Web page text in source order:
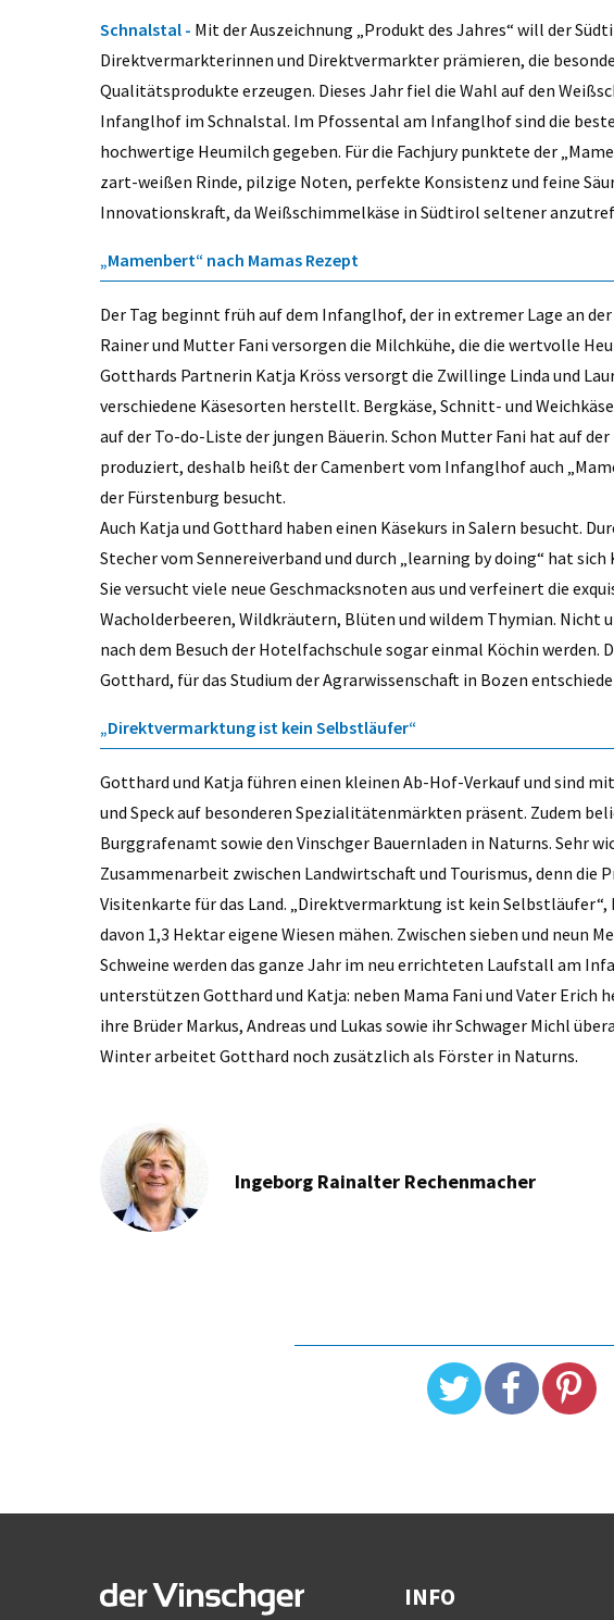
Schnalstal - Mit der Auszeichnung „Produkt des Jahres“ will der
Direktvermarkterinnen und Direktvermarkter prämieren, die
Qualitätsprodukte erzeugen. Dieses Jahr fiel die Wahl auf den
Infanglhof im Schnalstal. Im Pfossental am Infanglhof sind die
hochwertige Heumilch gegeben. Für die Fachjury punktete der
zart-weißen Rinde, pilzige Noten, perfekte Konsistenz und feine
Innovationskraft, da Weißschimmelkäse in Südtirol seltener
„Mamenbert“ nach Mamas Rezept
Der Tag beginnt früh auf dem Infanglhof, der in extremer Lage an
Rainer und Mutter Fani versorgen die Milchkühe, die die wertvolle
Gotthards Partnerin Katja Kröss versorgt die Zwillinge Linda und
verschiedene Käsesorten herstellt. Bergkäse, Schnitt- und
auf der To-do-Liste der jungen Bäuerin. Schon Mutter Fani hat auf
produziert, deshalb heißt der Camenbert vom Infanglhof auch
der Fürstenburg besucht.
Auch Katja und Gotthard haben einen Käsekurs in Salern besucht.
Stecher vom Sennereiverband und durch „learning by doing“ hat
Sie versucht viele neue Geschmacksnoten aus und verfeinert die
Wacholderbeeren, Wildkräutern, Blüten und wildem Thymian. Nicht
nach dem Besuch der Hotelfachschule sogar einmal Köchin werden.
Gotthard, für das Studium der Agrarwissenschaft in Bozen
„Direktvermarktung ist kein Selbstläufer“
Gotthard und Katja führen einen kleinen Ab-Hof-Verkauf und sind
und Speck auf besonderen Spezialitätenmärkten präsent. Zudem
Burggrafenamt sowie den Vinschger Bauernladen in Naturns. Sehr
Zusammenarbeit zwischen Landwirtschaft und Tourismus, denn die
Visitenkarte für das Land. „Direktvermarktung ist kein
davon 1,3 Hektar eigene Wiesen mähen. Zwischen sieben und neun
Schweine werden das ganze Jahr im neu errichteten Laufstall am
unterstützen Gotthard und Katja: neben Mama Fani und Vater Erich
ihre Brüder Markus, Andreas und Lukas sowie ihr Schwager Michl
Winter arbeitet Gotthard noch zusätzlich als Förster in Naturns.
Ingeborg Rainalter Rechenmacher
INFO